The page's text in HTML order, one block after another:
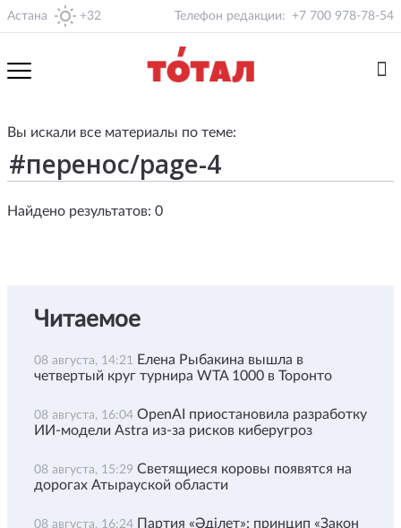
Астана +32 Телефон редакции: +7 700 978-78-54
Вы искали все материалы по теме:
Найдено результатов: 0
Читаемое
08 августа, 14:21 Елена Рыбакина вышла в
четвертый круг турнира WTA 1000 в Торонто
08 августа, 16:04 OpenAI приостановила разработку
ИИ-модели Astra из-за рисков киберугроз
08 августа, 15:29 Светящиеся коровы появятся на
дорогах Атырауской области
08 августа, 16:24 Партия «Әділет»: принцип «Закон